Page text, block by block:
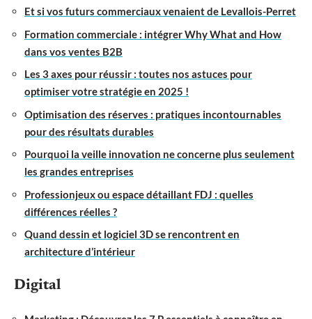
Et si vos futurs commerciaux venaient de Levallois-Perret
Formation commerciale : intégrer Why What and How
dans vos ventes B2B
Les 3 axes pour réussir : toutes nos astuces pour
optimiser votre stratégie en 2025 !
Optimisation des réserves : pratiques incontournables
pour des résultats durables
Pourquoi la veille innovation ne concerne plus seulement
les grandes entreprises
Professionjeux ou espace détaillant FDJ : quelles
différences réelles ?
Quand dessin et logiciel 3D se rencontrent en
architecture d’intérieur
Digital